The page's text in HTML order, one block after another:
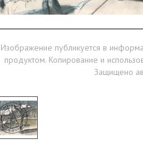
Изображение публикуется в
продуктом. Копирование и
Защищено